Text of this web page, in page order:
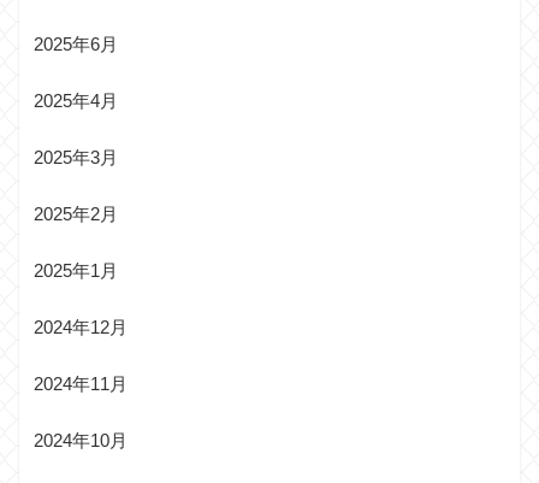
2025年6月
2025年4月
2025年3月
2025年2月
2025年1月
2024年12月
2024年11月
2024年10月